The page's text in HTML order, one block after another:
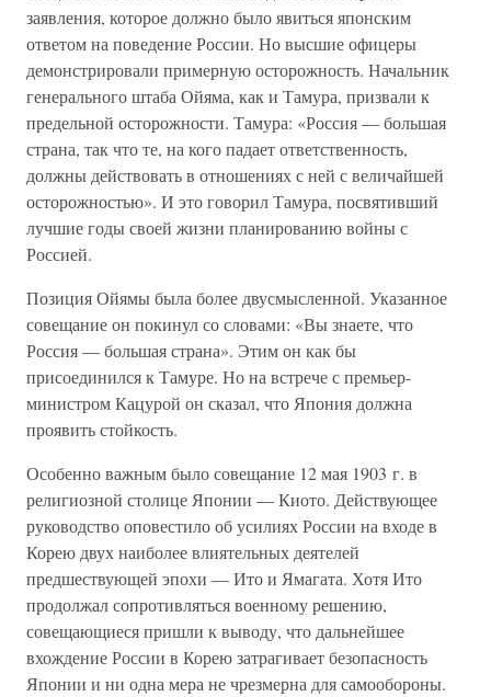
заявления, которое должно было явиться японским
ответом на поведение России. Но высшие офицеры
демонстрировали примерную осторожность. Начальник
генерального штаба Ойяма, как и Тамура, призвали к
предельной осторожности. Тамура: «Россия — большая
страна, так что те, на кого падает ответственность,
должны действовать в отношениях с ней с величайшей
осторожностью». И это говорил Тамура, посвятивший
лучшие годы своей жизни планированию войны с
Россией.
Позиция Ойямы была более двусмысленной. Указанное
совещание он покинул со словами: «Вы знаете, что
Россия — большая страна». Этим он как бы
присоединился к Тамуре. Но на встрече с премьер-
министром Кацурой он сказал, что Япония должна
проявить стойкость.
Особенно важным было совещание 12 мая 1903 г. в
религиозной столице Японии — Киото. Действующее
руководство оповестило об усилиях России на входе в
Корею двух наиболее влиятельных деятелей
предшествующей эпохи — Ито и Ямагата. Хотя Ито
продолжал сопротивляться военному решению,
совещающиеся пришли к выводу, что дальнейшее
вхождение России в Корею затрагивает безопасность
Японии и ни одна мера не чрезмерна для самообороны.